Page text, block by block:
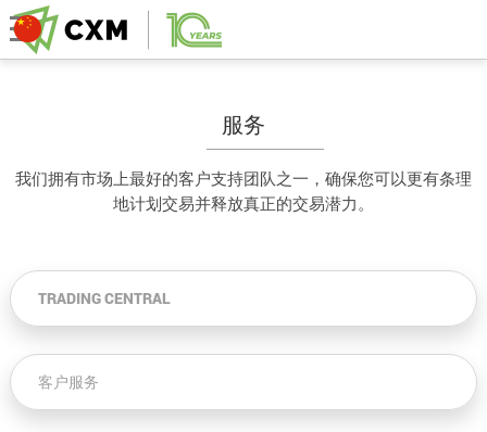
服务
我们拥有市场上最好的客户支持团队之一，确保您可以更有条理
地计划交易并释放真正的交易潜力。
TRADING CENTRAL
客户服务